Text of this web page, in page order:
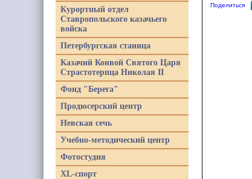
Поделиться
Курортный отдел
Ставропольского казачьего
войска
Петербургская станица
Казачий Конвой Святого Царя
Страстотерпца Николая II
Фонд "Берега"
Продюсерский центр
Невская сечь
Учебно-методический центр
Фотостудия
XL-спорт